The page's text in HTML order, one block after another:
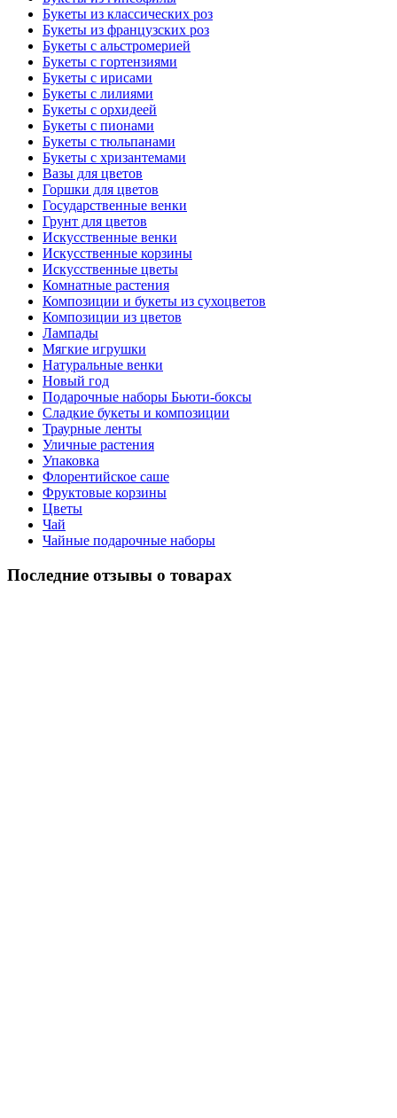
Букеты из классических роз
Букеты из французских роз
Букеты с альстромерией
Букеты с гортензиями
Букеты с ирисами
Букеты с лилиями
Букеты с орхидеей
Букеты с пионами
Букеты с тюльпанами
Букеты с хризантемами
Вазы для цветов
Горшки для цветов
Государственные венки
Грунт для цветов
Искусственные венки
Искусственные корзины
Искусственные цветы
Комнатные растения
Композиции и букеты из сухоцветов
Композиции из цветов
Лампады
Мягкие игрушки
Натуральные венки
Новый год
Подарочные наборы Бьюти-боксы
Сладкие букеты и композиции
Траурные ленты
Уличные растения
Упаковка
Флорентийское саше
Фруктовые корзины
Цветы
Чай
Чайные подарочные наборы
Последние отзывы о товарах